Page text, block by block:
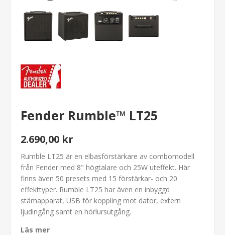
Fender Rumble™ LT25
2.690,00 kr
Rumble LT25 är en elbasförstärkare av combomodell
från Fender med 8" högtalare och 25W uteffekt. Här
finns även 50 presets med 15 förstärkar- och 20
effekttyper. Rumble LT25 har även en inbyggd
stämapparat, USB för koppling mot dator, extern
ljudingång samt en hörlursutgång.
Läs mer